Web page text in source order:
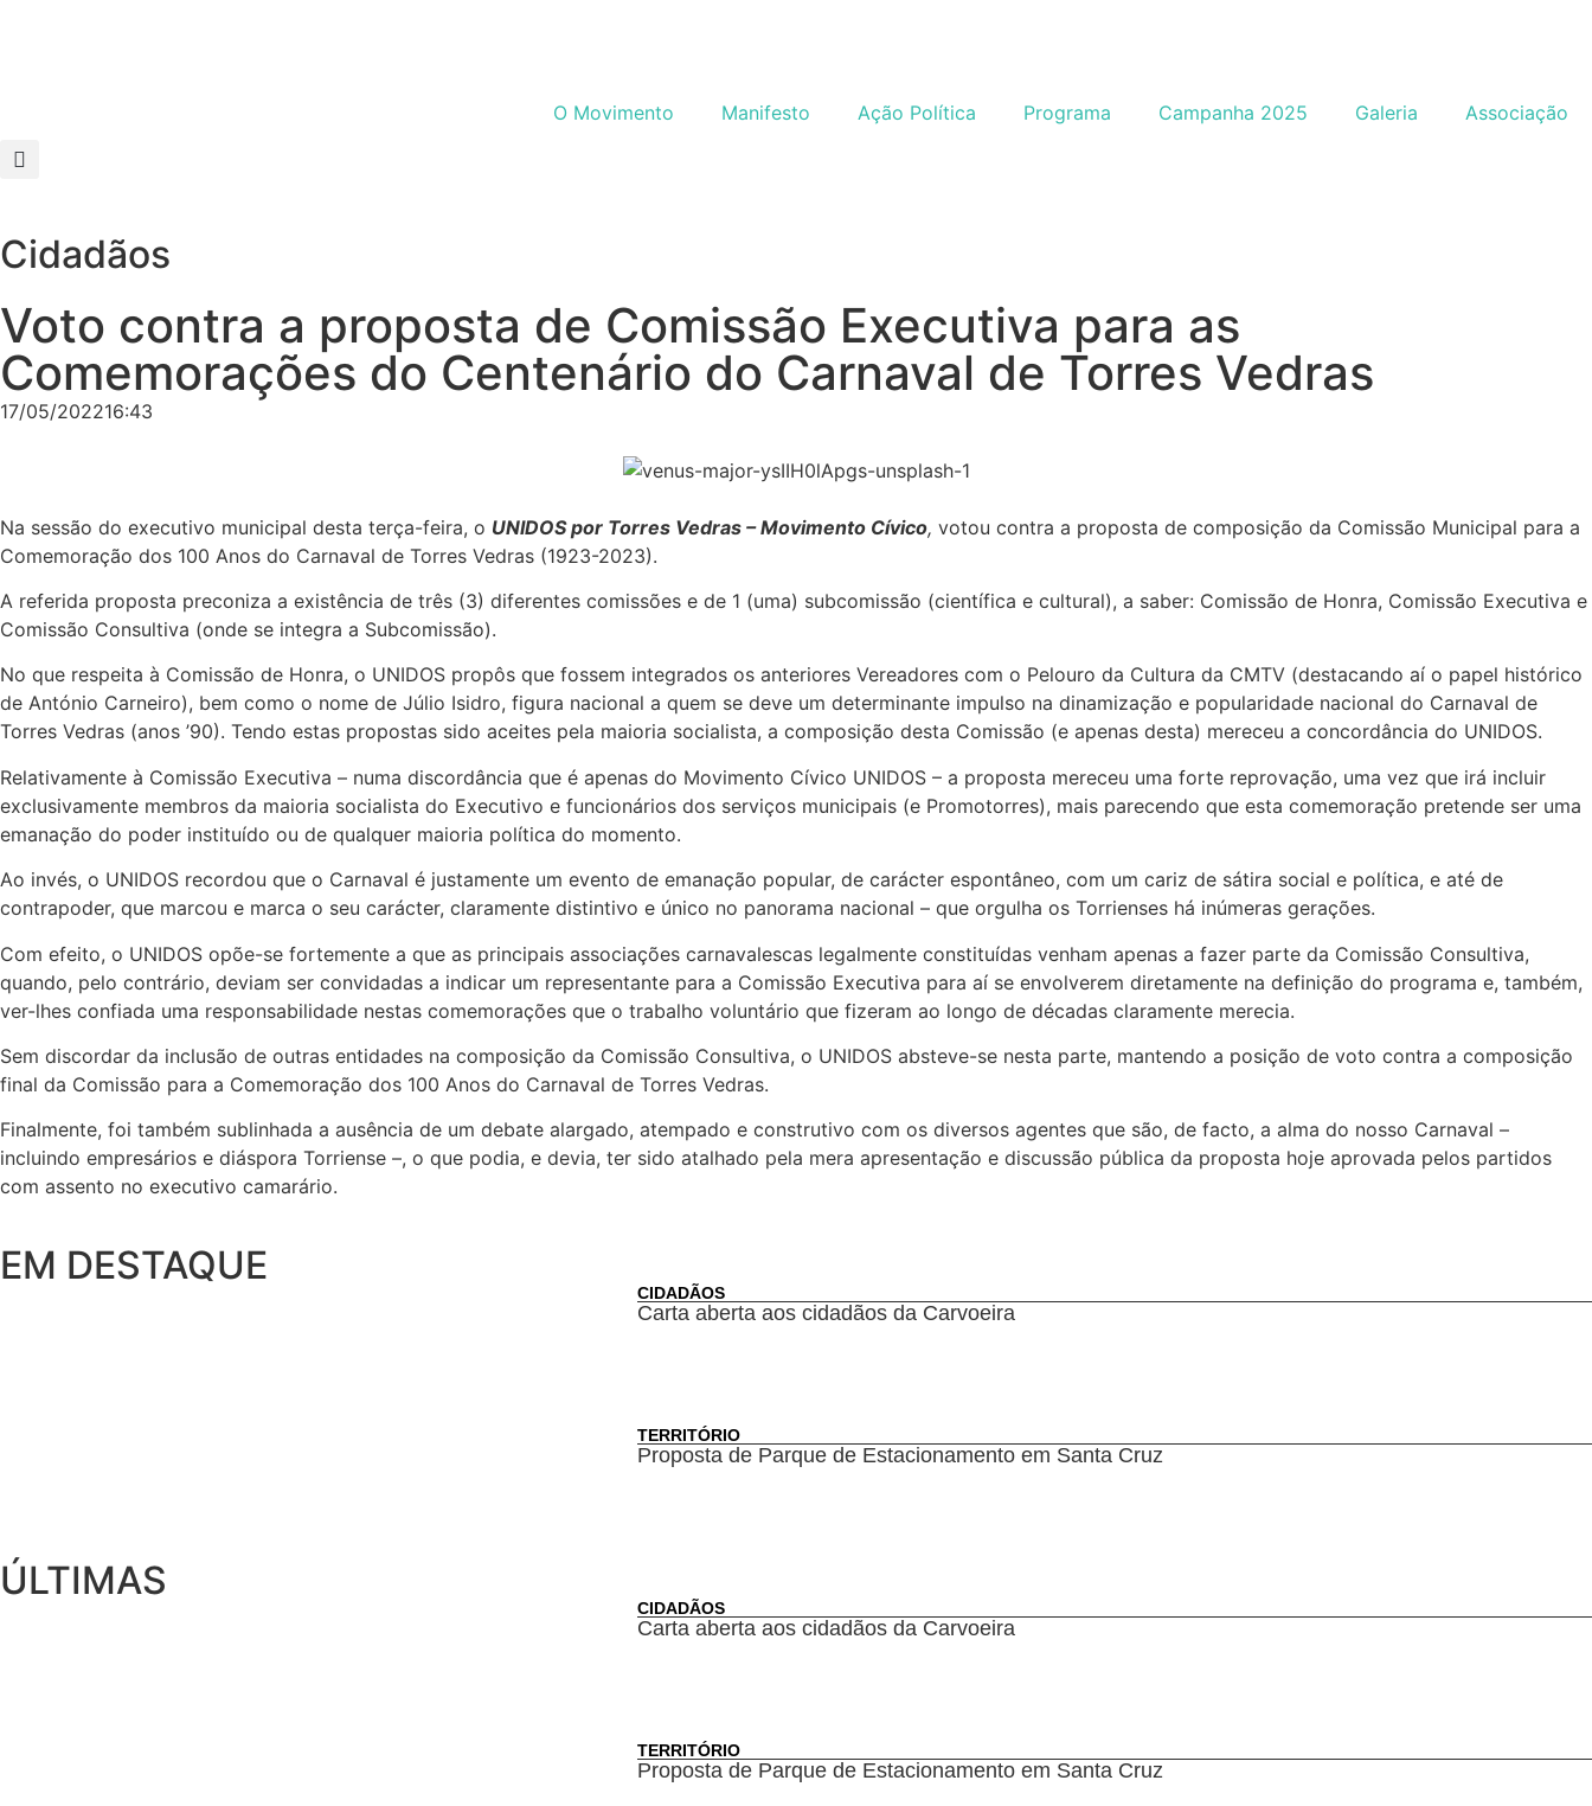
O Movimento Manifesto Ação Política Programa Campanha 2025 Galeria Associação
Cidadãos
Voto contra a proposta de Comissão Executiva para as
Comemorações do Centenário do Carnaval de Torres Vedras
17/05/202216:43
Na sessão do executivo municipal desta terça-feira, o UNIDOS por Torres Vedras – Movimento Cívico, votou contra a proposta de composição da Comissão Municipal para a
Comemoração dos 100 Anos do Carnaval de Torres Vedras (1923-2023).
A referida proposta preconiza a existência de três (3) diferentes comissões e de 1 (uma) subcomissão (científica e cultural), a saber: Comissão de Honra, Comissão Executiva e
Comissão Consultiva (onde se integra a Subcomissão).
No que respeita à Comissão de Honra, o UNIDOS propôs que fossem integrados os anteriores Vereadores com o Pelouro da Cultura da CMTV (destacando aí o papel histórico
de António Carneiro), bem como o nome de Júlio Isidro, figura nacional a quem se deve um determinante impulso na dinamização e popularidade nacional do Carnaval de
Torres Vedras (anos ’90). Tendo estas propostas sido aceites pela maioria socialista, a composição desta Comissão (e apenas desta) mereceu a concordância do UNIDOS.
Relativamente à Comissão Executiva – numa discordância que é apenas do Movimento Cívico UNIDOS – a proposta mereceu uma forte reprovação, uma vez que irá incluir
exclusivamente membros da maioria socialista do Executivo e funcionários dos serviços municipais (e Promotorres), mais parecendo que esta comemoração pretende ser uma
emanação do poder instituído ou de qualquer maioria política do momento.
Ao invés, o UNIDOS recordou que o Carnaval é justamente um evento de emanação popular, de carácter espontâneo, com um cariz de sátira social e política, e até de
contrapoder, que marcou e marca o seu carácter, claramente distintivo e único no panorama nacional – que orgulha os Torrienses há inúmeras gerações.
Com efeito, o UNIDOS opõe-se fortemente a que as principais associações carnavalescas legalmente constituídas venham apenas a fazer parte da Comissão Consultiva,
quando, pelo contrário, deviam ser convidadas a indicar um representante para a Comissão Executiva para aí se envolverem diretamente na definição do programa e, também,
ver-lhes confiada uma responsabilidade nestas comemorações que o trabalho voluntário que fizeram ao longo de décadas claramente merecia.
Sem discordar da inclusão de outras entidades na composição da Comissão Consultiva, o UNIDOS absteve-se nesta parte, mantendo a posição de voto contra a composição
final da Comissão para a Comemoração dos 100 Anos do Carnaval de Torres Vedras.
Finalmente, foi também sublinhada a ausência de um debate alargado, atempado e construtivo com os diversos agentes que são, de facto, a alma do nosso Carnaval –
incluindo empresários e diáspora Torriense –, o que podia, e devia, ter sido atalhado pela mera apresentação e discussão pública da proposta hoje aprovada pelos partidos
com assento no executivo camarário.
EM DESTAQUE
CIDADÃOS
Carta aberta aos cidadãos da Carvoeira
TERRITÓRIO
Proposta de Parque de Estacionamento em Santa Cruz
ÚLTIMAS
CIDADÃOS
Carta aberta aos cidadãos da Carvoeira
TERRITÓRIO
Proposta de Parque de Estacionamento em Santa Cruz